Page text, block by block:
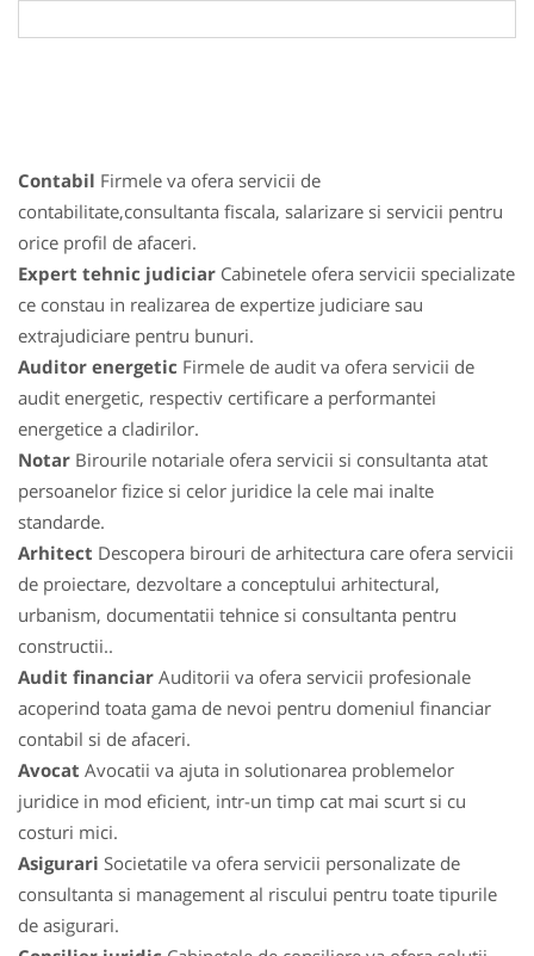
Contabil Firmele va ofera servicii de
contabilitate,consultanta fiscala, salarizare si servicii pentru
orice profil de afaceri.
Expert tehnic judiciar Cabinetele ofera servicii specializate
ce constau in realizarea de expertize judiciare sau
extrajudiciare pentru bunuri.
Auditor energetic Firmele de audit va ofera servicii de
audit energetic, respectiv certificare a performantei
energetice a cladirilor.
Notar Birourile notariale ofera servicii si consultanta atat
persoanelor fizice si celor juridice la cele mai inalte
standarde.
Arhitect Descopera birouri de arhitectura care ofera servicii
de proiectare, dezvoltare a conceptului arhitectural,
urbanism, documentatii tehnice si consultanta pentru
constructii..
Audit financiar Auditorii va ofera servicii profesionale
acoperind toata gama de nevoi pentru domeniul financiar
contabil si de afaceri.
Avocat Avocatii va ajuta in solutionarea problemelor
juridice in mod eficient, intr-un timp cat mai scurt si cu
costuri mici.
Asigurari Societatile va ofera servicii personalizate de
consultanta si management al riscului pentru toate tipurile
de asigurari.